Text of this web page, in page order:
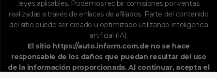
leyes aplicables. Podemos recibir comisiones por ventas
realizadas a través de enlaces de afiliados. Parte del contenido
del sitio puede ser creado u optimizado utilizando inteligencia
artificial (IA).
El sitio https://auto.inform.com.de no se hace
responsable de los daños que puedan resultar del uso
de la información proporcionada. Al continuar, acepta el